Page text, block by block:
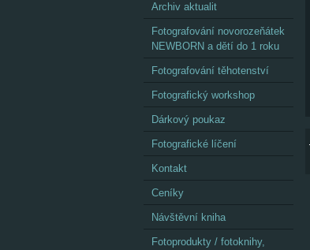
Archiv aktualit
Fotografování novorozeňátek
NEWBORN a dětí do 1 roku
Fotografování těhotenství
Fotografický workshop
Dárkový poukaz
Fotografické líčení
Kontakt
Ceníky
Návštěvní kniha
Fotoprodukty / fotoknihy,